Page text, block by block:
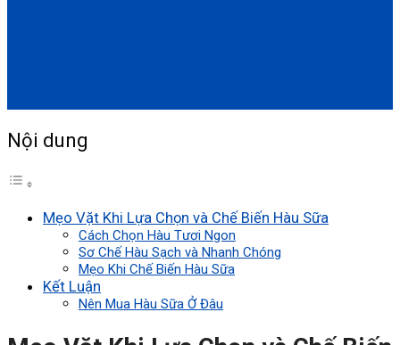
Nội dung
Mẹo Vặt Khi Lựa Chọn và Chế Biến Hàu Sữa
Cách Chọn Hàu Tươi Ngon
Sơ Chế Hàu Sạch và Nhanh Chóng
Mẹo Khi Chế Biến Hàu Sữa
Kết Luận
Nên Mua Hàu Sữa Ở Đâu